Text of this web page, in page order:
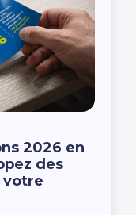
2026 en
des
votre